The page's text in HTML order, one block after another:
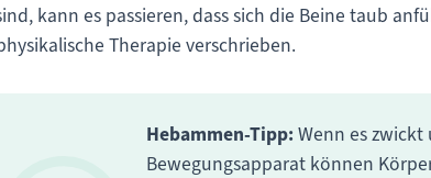
kann es passieren, dass sich die Beine taub
Therapie verschrieben.
Hebammen-Tipp: Wenn es
Bewegungsapparat können